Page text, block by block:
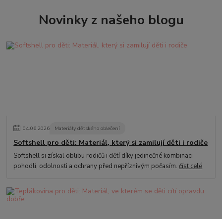
Novinky z našeho blogu
04.06.2026 Materiály dětského oblečení
Softshell pro děti: Materiál, který si zamilují děti i rodiče
Softshell si získal oblibu rodičů i dětí díky jedinečné kombinaci
pohodlí, odolnosti a ochrany před nepříznivým počasím.číst celé